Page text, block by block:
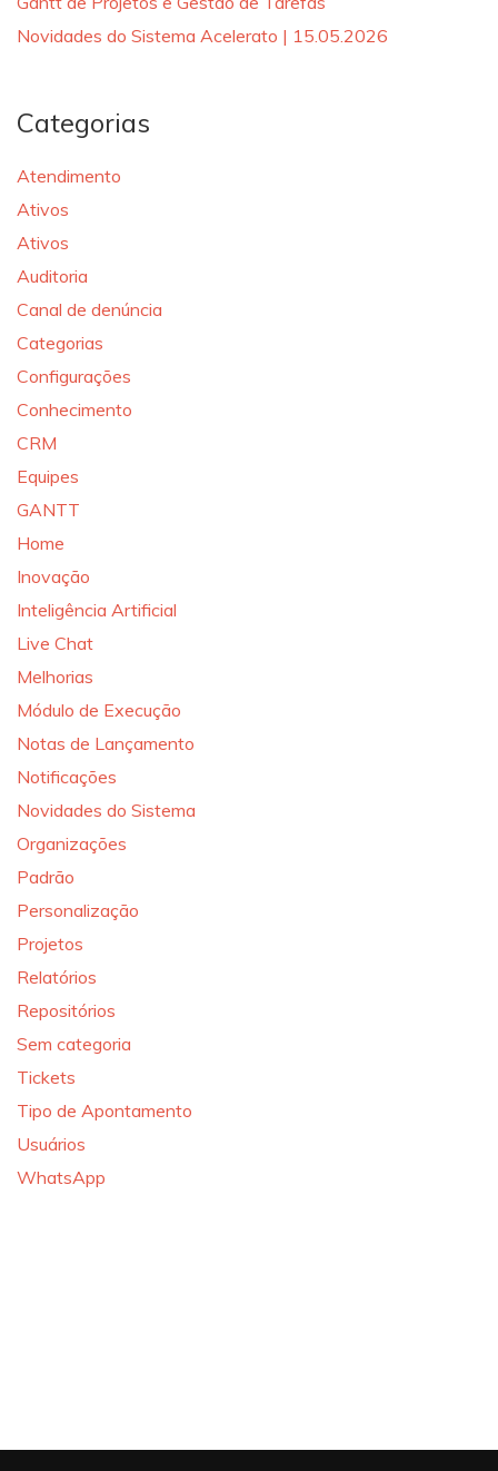
Novidades do Sistema Acelerato | 15.05.2026
Categorias
Atendimento
Ativos
Ativos
Auditoria
Canal de denúncia
Categorias
Configurações
Conhecimento
CRM
Equipes
GANTT
Home
Inovação
Inteligência Artificial
Live Chat
Melhorias
Módulo de Execução
Notas de Lançamento
Notificações
Novidades do Sistema
Organizações
Padrão
Personalização
Projetos
Relatórios
Repositórios
Sem categoria
Tickets
Tipo de Apontamento
Usuários
WhatsApp